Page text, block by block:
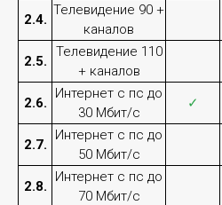
2.4.
Телевидение 90 +
каналов
2.5.
Телевидение 110
+ каналов
2.6.
Интернет с пс до
30 Мбит/с
✓
2.7.
Интернет с пс до
50 Мбит/с
2.8.
Интернет с пс до
70 Мбит/с
Инфраструктура IaaS – это
которое позволяет
конфигурируемый комплекс
инфраструктуры (ресурсы по
хранилища данных, сетевые
обеспечение), с доступом к
есть без жесткой привязки
к точке предоставления услуги.